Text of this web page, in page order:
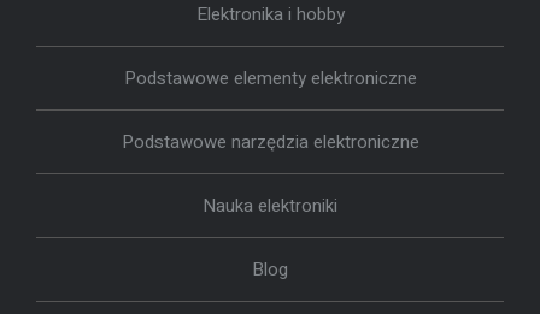
Elektronika i hobby
Podstawowe elementy elektroniczne
Podstawowe narzędzia elektroniczne
Nauka elektroniki
Blog